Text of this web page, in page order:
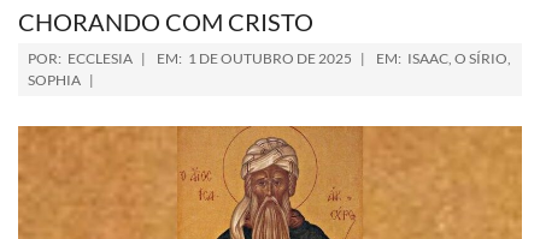
CHORANDO COM CRISTO
POR: ECCLESIA EM: 1 DE OUTUBRO DE 2025 EM: ISAAC, O SÍRIO,
SOPHIA